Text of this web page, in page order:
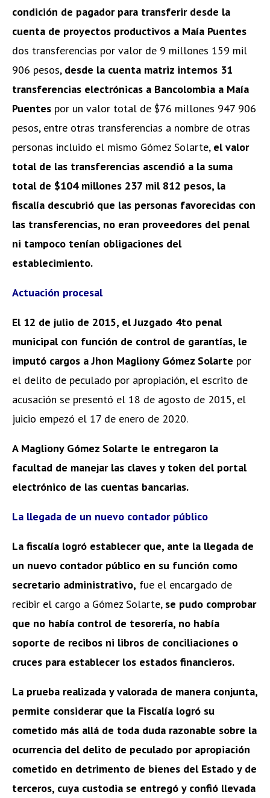
condición de pagador para transferir desde la
cuenta de proyectos productivos a Maía Puentes
dos transferencias por valor de 9 millones 159 mil
906 pesos, desde la cuenta matriz internos 31
transferencias electrónicas a Bancolombia a Maía
Puentes por un valor total de $76 millones 947 906
pesos, entre otras transferencias a nombre de otras
personas incluido el mismo Gómez Solarte, el valor
total de las transferencias ascendió a la suma
total de $104 millones 237 mil 812 pesos, la
fiscalía descubrió que las personas favorecidas con
las transferencias, no eran proveedores del penal
ni tampoco tenían obligaciones del
establecimiento.
Actuación procesal
El 12 de julio de 2015, el Juzgado 4to penal
municipal con función de control de garantías, le
imputó cargos a Jhon Magliony Gómez Solarte por
el delito de peculado por apropiación, el escrito de
acusación se presentó el 18 de agosto de 2015, el
juicio empezó el 17 de enero de 2020.
A Magliony Gómez Solarte le entregaron la
facultad de manejar las claves y token del portal
electrónico de las cuentas bancarias.
La llegada de un nuevo contador público
La fiscalía logró establecer que, ante la llegada de
un nuevo contador público en su función como
secretario administrativo, fue el encargado de
recibir el cargo a Gómez Solarte, se pudo comprobar
que no había control de tesorería, no había
soporte de recibos ni libros de conciliaciones o
cruces para establecer los estados financieros.
La prueba realizada y valorada de manera conjunta,
permite considerar que la Fiscalía logró su
cometido más allá de toda duda razonable sobre la
ocurrencia del delito de peculado por apropiación
cometido en detrimento de bienes del Estado y de
terceros, cuya custodia se entregó y confió llevada